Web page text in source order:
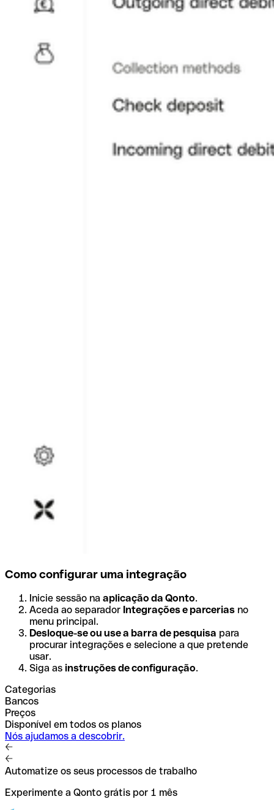
Como configurar uma integração
Inicie sessão na aplicação da Qonto.
Aceda ao separador Integrações e parcerias no
menu principal.
Desloque-se ou use a barra de pesquisa para
procurar integrações e selecione a que pretende
usar.
Siga as instruções de configuração.
Categorias
Bancos
Preços
Disponível em todos os planos
Nós ajudamos a descobrir.
Automatize os seus processos de trabalho
Experimente a Qonto grátis por 1 mês